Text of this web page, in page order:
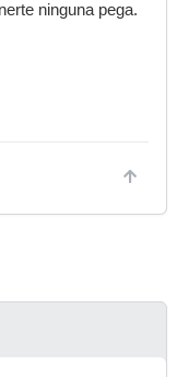
ninguna pega.